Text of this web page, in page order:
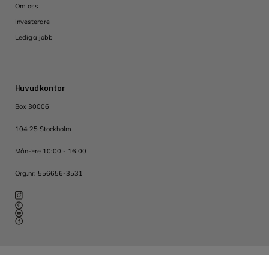
Huvudkontor
Box 30006
104 25 Stockholm
Mån-Fre 10:00 - 16.00
Org.nr: 556656-3531
Om oss
Investerare
Lediga jobb